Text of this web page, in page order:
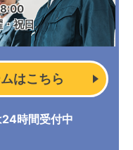
・祝日
はこちら
時間受付中